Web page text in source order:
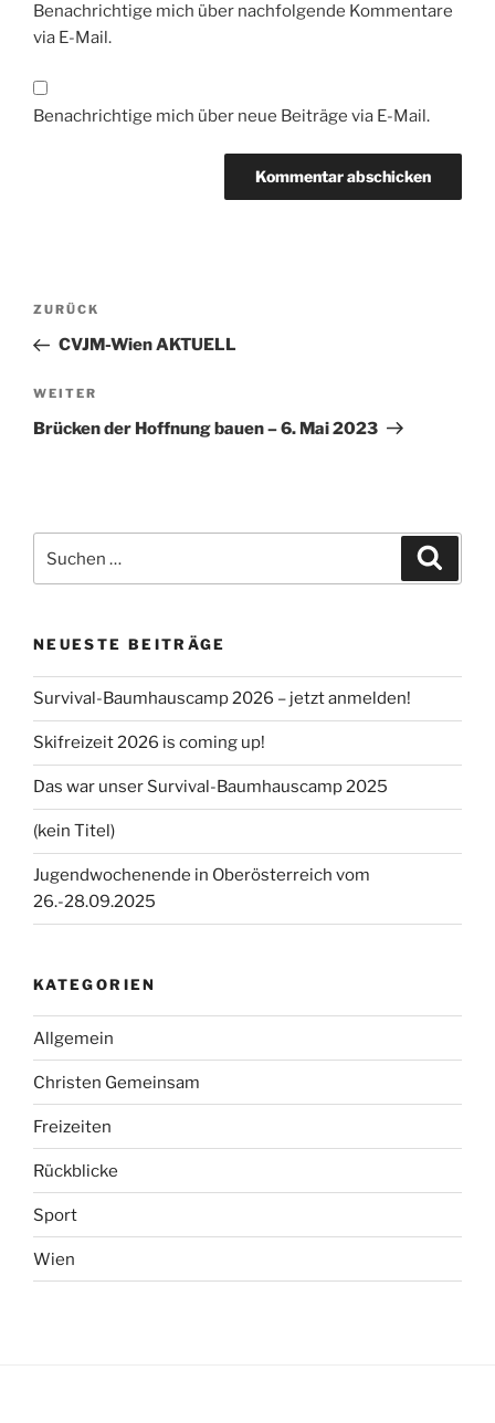
Benachrichtige mich über nachfolgende Kommentare
via E-Mail.
Benachrichtige mich über neue Beiträge via E-Mail.
Beitragsnavigation
Vorheriger
Beitrag
ZURÜCK
CVJM-Wien AKTUELL
Nächster
Beitrag
WEITER
Brücken der Hoffnung bauen – 6. Mai 2023
nach:
NEUESTE BEITRÄGE
Survival-Baumhauscamp 2026 – jetzt anmelden!
Skifreizeit 2026 is coming up!
Das war unser Survival-Baumhauscamp 2025
(kein Titel)
Jugendwochenende in Oberösterreich vom
26.-28.09.2025
KATEGORIEN
Allgemein
Christen Gemeinsam
Freizeiten
Rückblicke
Sport
Wien